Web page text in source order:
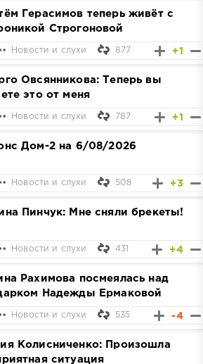
Герасимов теперь живёт с
Строгоновой
+1
Новости и слухи 877
Овсянникова: Теперь вы
это от меня
+1
Новости и слухи 787
Дом-2 на 6/08/2026
+3
Новости и слухи 508
Пинчук: Мне сняли брекеты!
+4
Новости и слухи 431
Рахимова посмеялась над
Надежды Ермаковой
-4
Новости и слухи 535
Колисниченко: Произошла
ситуация